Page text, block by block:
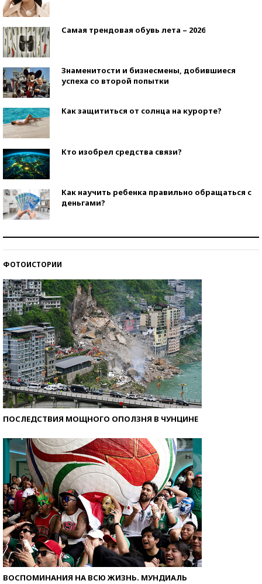
Самая трендовая обувь лета – 2026
Знаменитости и бизнесмены, добившиеся
успеха со второй попытки
Как защититься от солнца на курорте?
Кто изобрел средства связи?
Как научить ребенка правильно обращаться с
деньгами?
ФОТОИСТОРИИ
ПОСЛЕДСТВИЯ МОЩНОГО ОПОЛЗНЯ В ЧУНЦИНЕ
ВОСПОМИНАНИЯ НА ВСЮ ЖИЗНЬ. МУНДИАЛЬ